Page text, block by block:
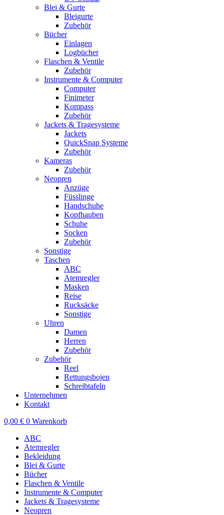
Blei & Gurte
Bleigurte
Zubehör
Bücher
Einlagen
Logbücher
Flaschen & Ventile
Zubehör
Instrumente & Computer
Computer
Finimeter
Kompass
Zubehör
Jackets & Tragesysteme
Jackets
QuickSnap Systeme
Zubehör
Kameras
Zubehör
Neopren
Anzüge
Füsslinge
Handschuhe
Kopfhauben
Schuhe
Socken
Zubehör
Sonstige
Taschen
ABC
Atemregler
Masken
Reise
Rucksäcke
Sonstige
Uhren
Damen
Herren
Zubehör
Zubehör
Reel
Rettungsbojen
Schreibtafeln
Unternehmen
Kontakt
0,00 € 0 Warenkorb
ABC
Atemregler
Bekleidung
Blei & Gurte
Bücher
Flaschen & Ventile
Instrumente & Computer
Jackets & Tragesysteme
Neopren